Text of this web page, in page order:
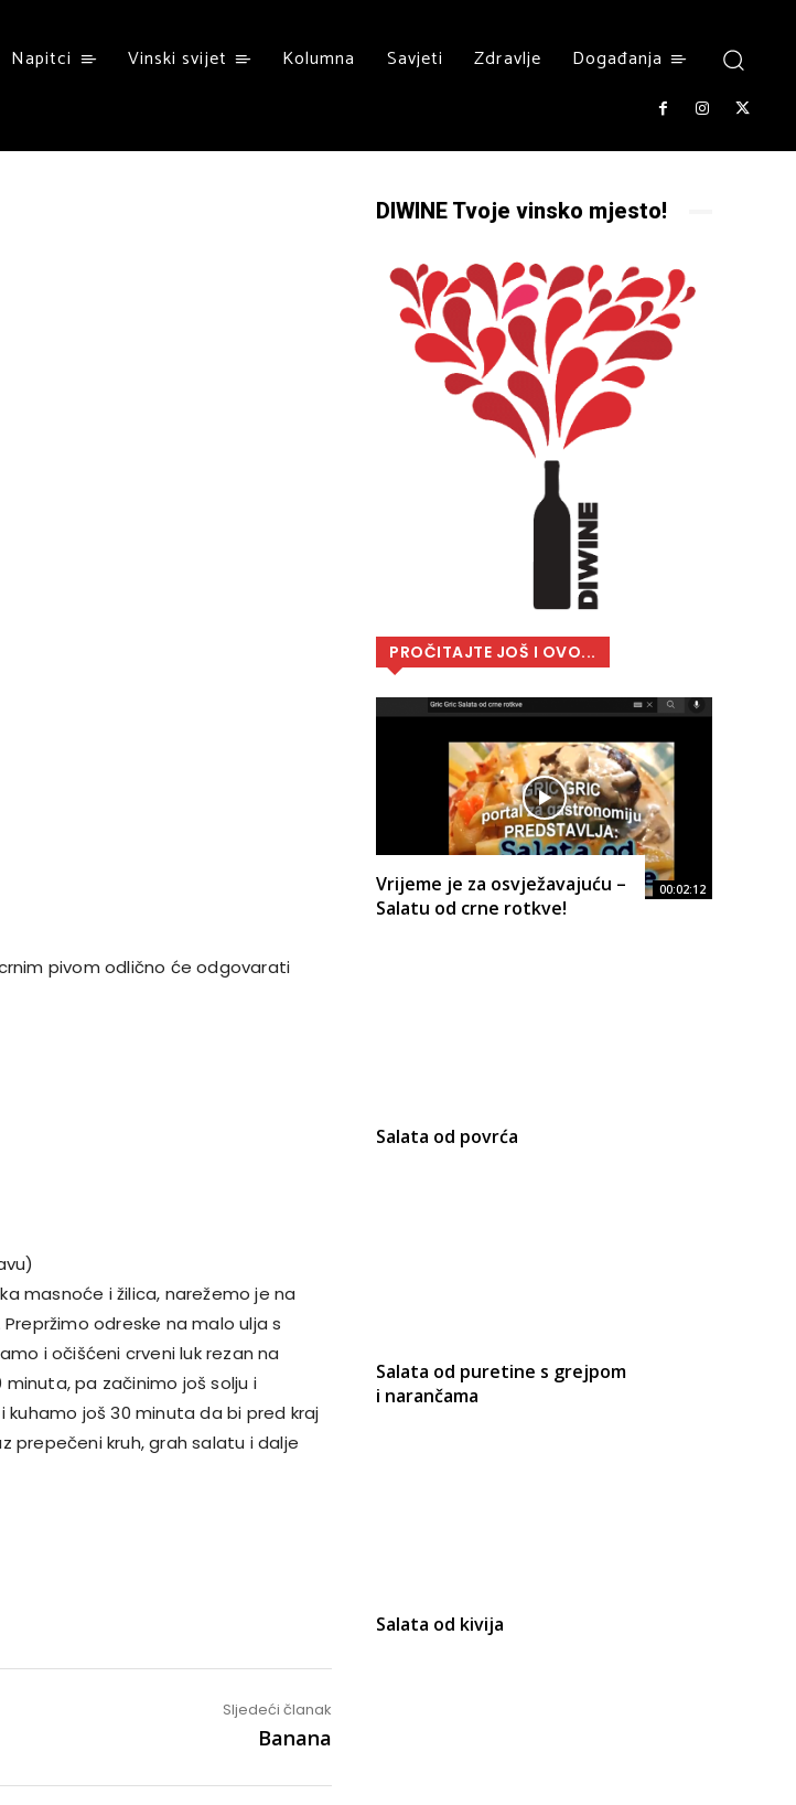
Napitci Vinski svijet Kolumna Savjeti Zdravlje Događanja
pivom odlično će odgovarati
masnoće i žilica, narežemo je na
odreske na malo ulja s
i očišćeni crveni luk rezan na
pa začinimo još solju i
još 30 minuta da bi pred kraj
prepečeni kruh, grah salatu i dalje
Sljedeći članak
Banana
DIWINE Tvoje vinsko mjesto!
PROČITAJTE JOŠ I OVO...
00:02:12
Vrijeme je za osvježavajuću –
Salatu od crne rotkve!
Salata od povrća
Salata od puretine s grejpom
i narančama
Salata od kivija